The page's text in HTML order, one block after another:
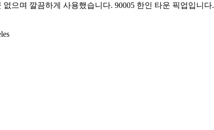
으며 깔끔하게 사용했습니다. 90005 한인 타운 픽업입니다.